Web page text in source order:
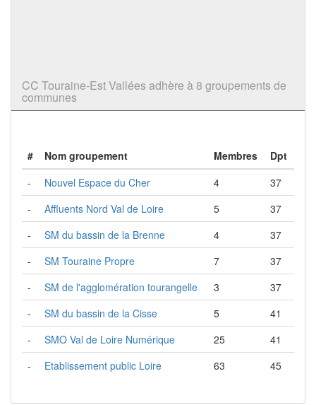
CC Touraine-Est Vallées adhère à 8 groupements de
communes
# Nom groupement Membres
Dpt
-
Nouvel Espace du Cher 4
37
-
Affluents Nord Val de Loire 5
37
-
SM du bassin de la Brenne 4
37
-
SM Touraine Propre 7
37
-
SM de l'agglomération tourangelle 3
37
-
SM du bassin de la Cisse 5
41
-
SMO Val de Loire Numérique 25
41
-
Etablissement public Loire 63 45